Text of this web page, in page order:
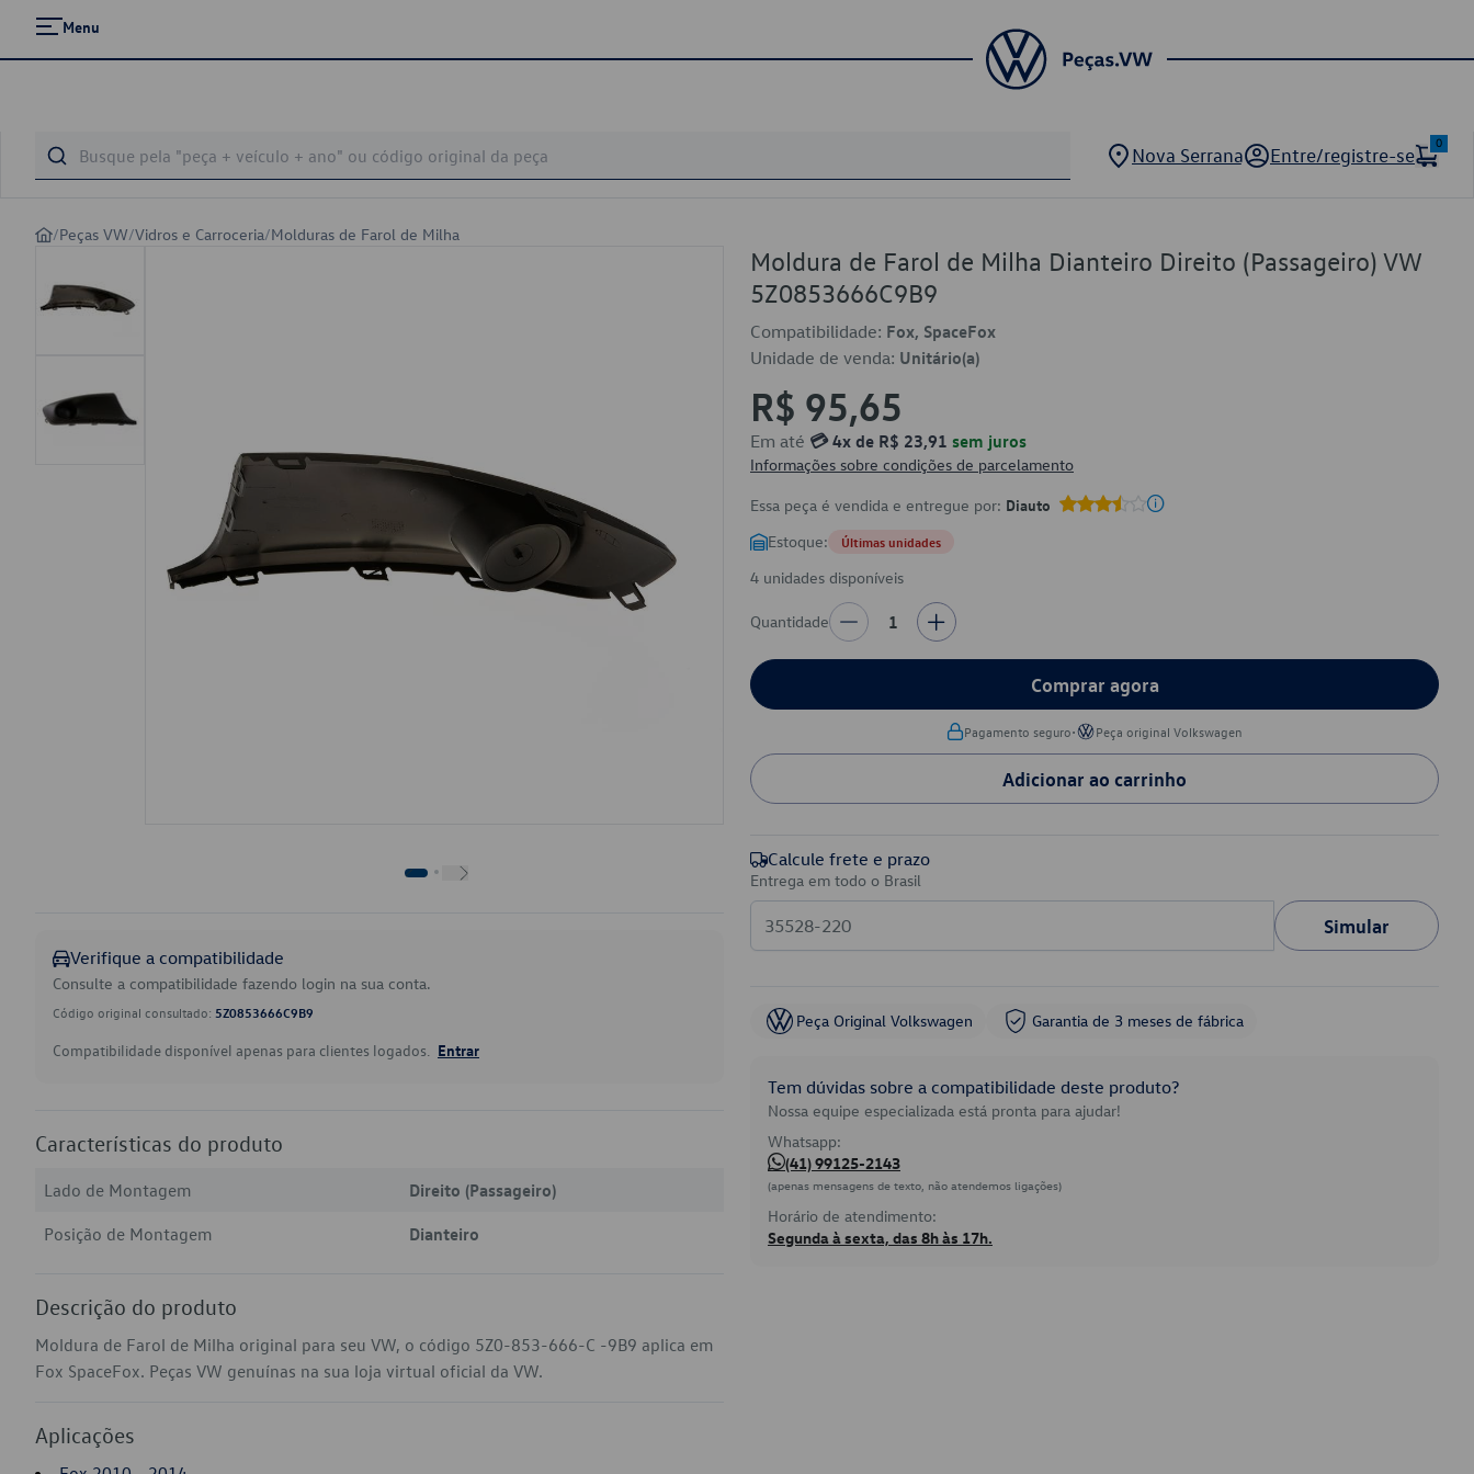
Menu
Nova Serrana Entre/registre-se
0
/Peças VW/Vidros e Carroceria/Molduras de Farol de Milha
Verifique a compatibilidade
Consulte a compatibilidade fazendo login na sua conta.
Código original consultado: 5Z0853666C9B9
Compatibilidade disponível apenas para clientes logados. Entrar
Características do produto
Lado de Montagem
Direito (Passageiro)
Posição de Montagem
Dianteiro
Descrição do produto
Moldura de Farol de Milha original para seu VW, o código 5Z0-853-666-C -9B9 aplica em
Fox SpaceFox. Peças VW genuínas na sua loja virtual oficial da VW.
Aplicações
Moldura de Farol de Milha Dianteiro Direito (Passageiro) VW
5Z0853666C9B9
Compatibilidade: Fox, SpaceFox
Unidade de venda: Unitário(a)
R$ 95,65
Em até 💳 4x de R$ 23,91 sem juros
Informações sobre condições de parcelamento
Essa peça é vendida e entregue por: Diauto
Estoque: Últimas unidades
4 unidades disponíveis
Quantidade 1
Comprar agora
Pagamento seguro• Peça original Volkswagen
Adicionar ao carrinho
Calcule frete e prazo
Entrega em todo o Brasil
Simular
Peça Original Volkswagen Garantia de 3 meses de fábrica
Tem dúvidas sobre a compatibilidade deste produto?
Nossa equipe especializada está pronta para ajudar!
Whatsapp:
(41) 99125-2143
(apenas mensagens de texto, não atendemos ligações)
Horário de atendimento:
Segunda à sexta, das 8h às 17h.